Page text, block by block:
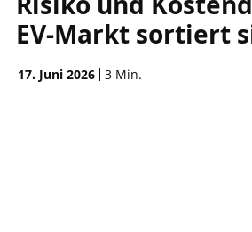
EV-Markt sortiert
17. Juni 2026 3 Min.